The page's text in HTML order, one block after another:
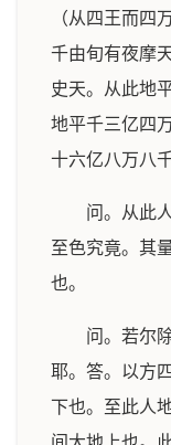
（从四王而四
千由旬有夜摩
史天。从此地
地平千三亿四
十六亿八万八
问。从此
至色究竟。其
也。
问。若尔
耶。答。以方
下也。至此人